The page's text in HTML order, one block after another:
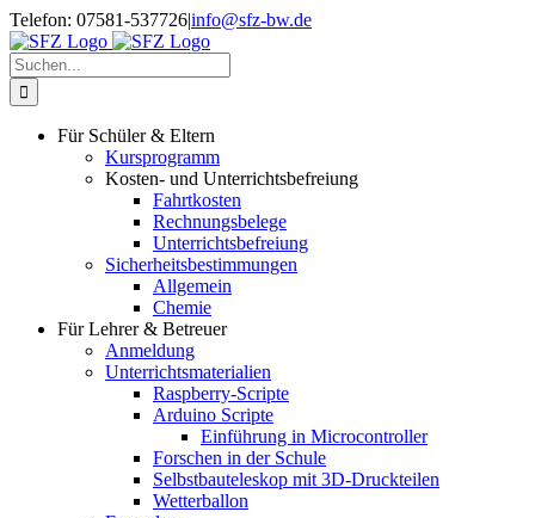
Zum
Inhalt
springen
Telefon: 07581-537726|info@sfz-bw.de
Suche
nach:
Für Schüler & Eltern
Kursprogramm
Kosten- und Unterrichtsbefreiung
Fahrtkosten
Rechnungsbelege
Unterrichtsbefreiung
Sicherheitsbestimmungen
Allgemein
Chemie
Für Lehrer & Betreuer
Anmeldung
Unterrichtsmaterialien
Raspberry-Scripte
Arduino Scripte
Einführung in Microcontroller
Forschen in der Schule
Selbstbauteleskop mit 3D-Druckteilen
Wetterballon